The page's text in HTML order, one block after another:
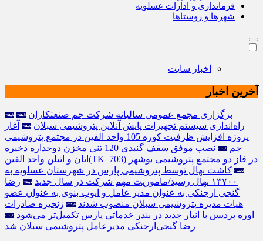
فرمانداری و ادارات عسلویه
شهرها و روستاها
اخبار سایت
آخرین اخبار
برگزاری مجمع عمومی سالیانه شرکت جم صنعتکاران
راه‌اندازی سیستم تجهیزات پایش آنلاین پتروشیمی سبلان
آغاز
پروژه افزایش ظرفیت کوره 105 واحد الفین در مجتمع پتروشیمی
جم
نصب موفق سقف گنبدی 120 تنی مخزن دوجداره ذخیره
اتان و اتیلن واحد الفین(TK_703) در فاز دو مجتمع پتروشیمی بوشهر
کاشت نهال توسط پتروشیمی پارس در شهرستان عسلویه به
۱۳۷۰۰ نهال رسید/ماموریت مهم شرکت‌ در سال‌ جدید
رضا
گنجی ارجنکی به عنوان مدیر عامل و ایوب بنوی به عنوان عضو
هیات مدیره پتروشیمی سبلان منصوب شدند
زنجیره صادرات
اوره پردیس با انبار جدید در بندر خدماتی پارس تکمیل‌تر می‌شود
رضا گنجی‌ارجنکی مدیرعامل پتروشیمی سبلان شد